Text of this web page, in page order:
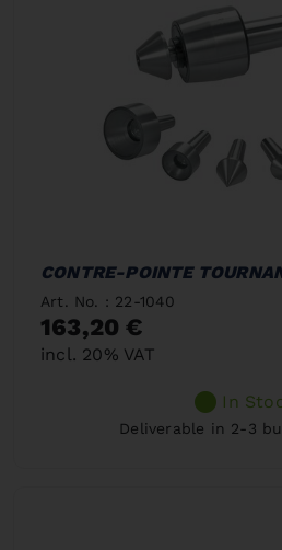
CONTRE-POINTE
Art. No. : 22-1040
163,20 €
incl. 20% VAT
In
Deliverable in 2-3